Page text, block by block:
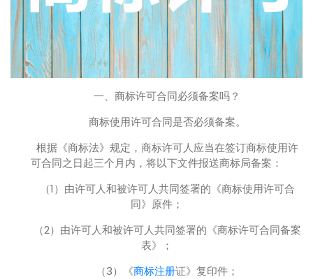
一、商标许可合同必须备案吗？
商标使用许可合同是否必须备案。
根据《商标法》规定，商标许可人应当在签订商标使用许
可合同之日起三个月内，将以下文件报送商标局备案：
（1）由许可人和被许可人共同签署的《商标使用许可合
同》原件；
（2）由许可人和被许可人共同签署的《商标许可合同备案
表》；
（3）《商标注册证》复印件；